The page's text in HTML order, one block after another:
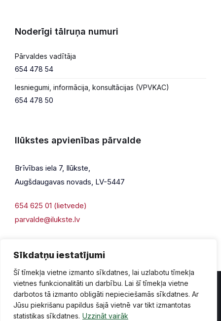
Sīkdatņu iestatījumi
Šī tīmekļa vietne izmanto sīkdatnes, lai uzlabotu tīmekļa
vietnes funkcionalitāti un darbību. Lai šī tīmekļa vietne
darbotos tā izmanto obligāti nepieciešamās sīkdatnes. Ar
Jūsu piekrišanu papildus šajā vietnē var tikt izmantotas
statistikas sīkdatnes. Uzzināt vairāk
Noderīgi tālruņa numuri
Pārvaldes vadītāja
654 478 54
Iesniegumi, informācija, konsultācijas (VPVKAC)
654 478 50
Ilūkstes apvienības pārvalde
Brīvības iela 7, Ilūkste,
Augšdaugavas novads, LV-5447
654 625 01 (lietvede)
parvalde@ilukste.lv
Privātuma politika Piekļūstamība
Lapas karte